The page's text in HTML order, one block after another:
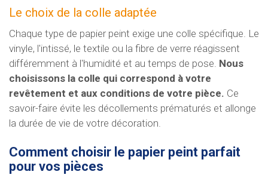
Le choix de la colle adaptée
Chaque type de papier peint exige une colle spécifique. Le
vinyle, l'intissé, le textile ou la fibre de verre réagissent
différemment à l'humidité et au temps de pose. Nous
choisissons la colle qui correspond à votre
revêtement et aux conditions de votre pièce. Ce
savoir-faire évite les décollements prématurés et allonge
la durée de vie de votre décoration.
Comment choisir le papier peint parfait
pour vos pièces